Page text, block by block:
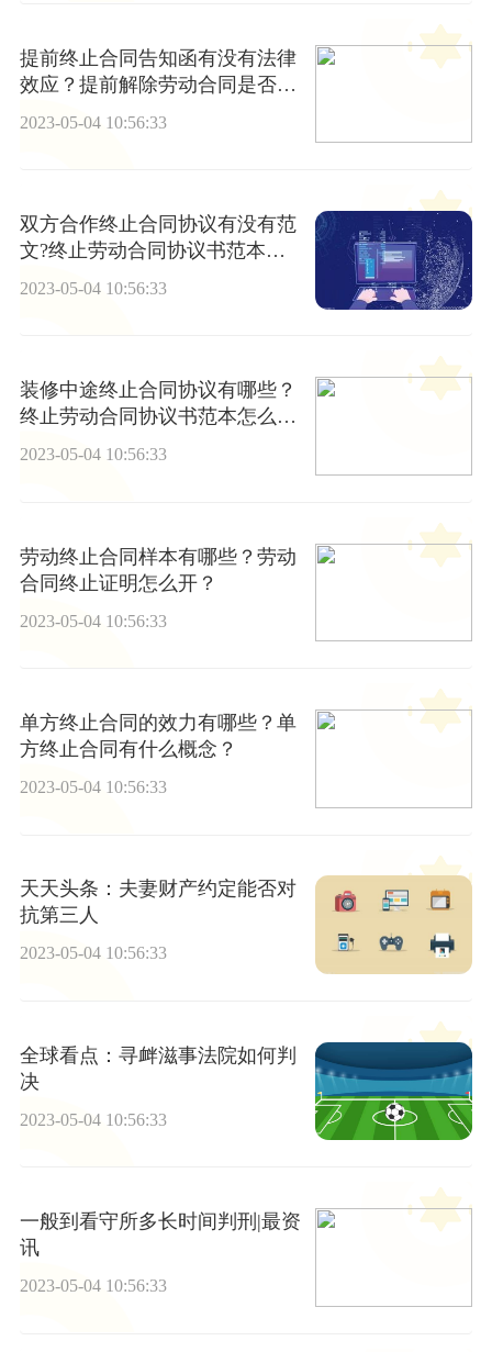
提前终止合同告知函有没有法律
效应？提前解除劳动合同是否违
2023-05-04 10:56:33
双方合作终止合同协议有没有范
文?终止劳动合同协议书范本应
2023-05-04 10:56:33
装修中途终止合同协议有哪些？
终止劳动合同协议书范本怎么
写？
2023-05-04 10:56:33
劳动终止合同样本有哪些？劳动
合同终止证明怎么开？
2023-05-04 10:56:33
单方终止合同的效力有哪些？单
方终止合同有什么概念？
2023-05-04 10:56:33
天天头条：夫妻财产约定能否对
抗第三人
2023-05-04 10:56:33
全球看点：寻衅滋事法院如何判
决
2023-05-04 10:56:33
一般到看守所多长时间判刑|最资
讯
2023-05-04 10:56:33